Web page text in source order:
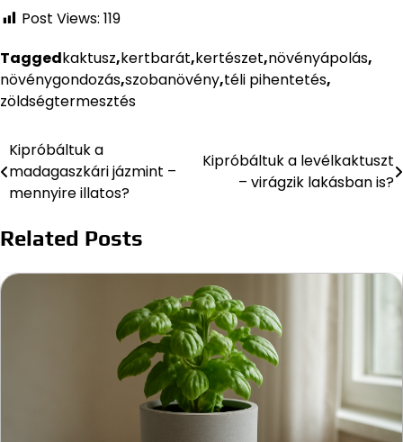
Post Views: 119
Taggedkaktusz,kertbarát,kertészet,növényápolás,
növénygondozás,szobanövény,téli pihentetés,
zöldségtermesztés
Bejegyzés
navigáció
Kipróbáltuk a
madagaszkári jázmint –
mennyire illatos?
Kipróbáltuk a levélkaktuszt
– virágzik lakásban is?
Related Posts